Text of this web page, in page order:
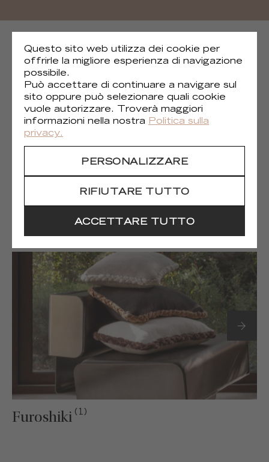
Furoshiki (1)
Questo sito web utilizza dei cookie per
offrirle la migliore esperienza di navigazione
possibile.
Può accettare di continuare a navigare sul
sito oppure può selezionare quali cookie
vuole autorizzare. Troverà maggiori
informazioni nella nostra Politica sulla
privacy.
PERSONALIZZARE
RIFIUTARE TUTTO
ACCETTARE TUTTO